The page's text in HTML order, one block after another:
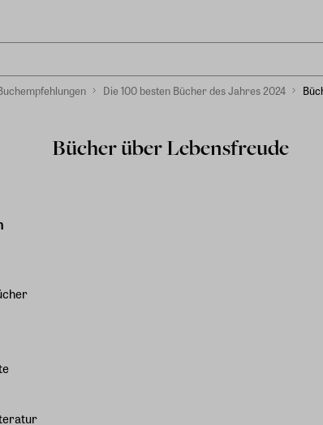
Die 100 besten Bücher des Jahres 2024
Bücher über Lebensfreude